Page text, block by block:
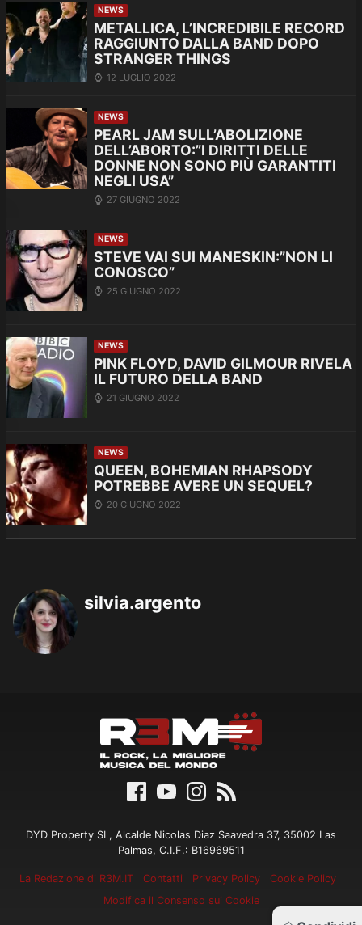
NEWS
METALLICA, L’INCREDIBILE RECORD
RAGGIUNTO DALLA BAND DOPO
STRANGER THINGS
12 LUGLIO 2022
NEWS
PEARL JAM SULL’ABOLIZIONE
DELL’ABORTO:”I DIRITTI DELLE
DONNE NON SONO PIÙ GARANTITI
NEGLI USA”
27 GIUGNO 2022
NEWS
STEVE VAI SUI MANESKIN:”NON LI
CONOSCO”
25 GIUGNO 2022
NEWS
PINK FLOYD, DAVID GILMOUR RIVELA
IL FUTURO DELLA BAND
21 GIUGNO 2022
NEWS
QUEEN, BOHEMIAN RHAPSODY
POTREBBE AVERE UN SEQUEL?
20 GIUGNO 2022
silvia.argento
DYD Property SL, Alcalde Nicolas Diaz Saavedra 37, 35002 Las
Palmas, C.I.F.: B16969511
La Redazione di R3M.IT Contatti Privacy Policy
Cookie Policy
Modifica il Consenso sui Cookie